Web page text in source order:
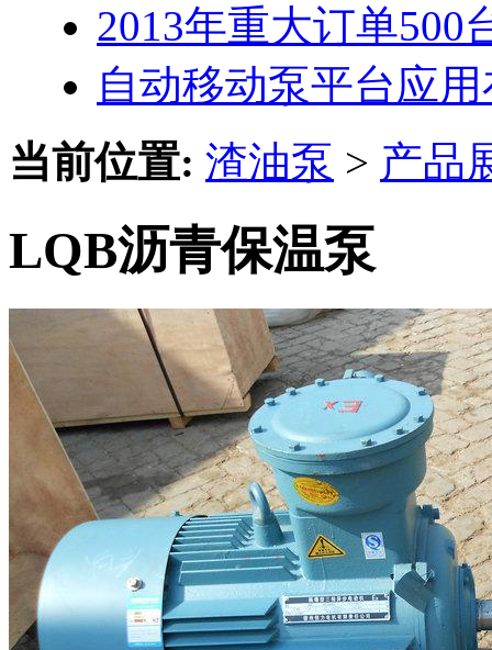
2013年重大订单500
自动移动泵平台应
当前位置: 渣油泵 > 产品
LQB沥青保温泵